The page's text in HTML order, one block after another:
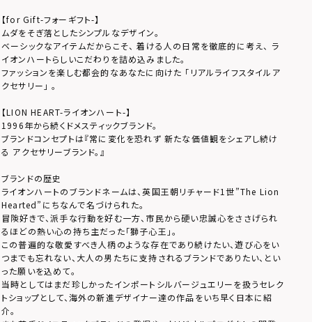
【for Gift-フォーギフト-】
ムダをそぎ落としたシンプルなデザイン。
ベーシックなアイテムだからこそ、 着ける人の日常を徹底的に考え、 ラ
イオンハートらしいこだわりを詰め込みました。
ファッションを楽しむ都会的なあなたに向けた 「リアルライフスタイルア
クセサリー」 。
【LION HEART-ライオンハート-】
1996年から続くドメスティックブランド。
ブランドコンセプトは『常に変化を恐れず 新たな価値観をシェアし続け
る アクセサリーブランド。』
ブランドの歴史
ライオンハートのブランドネームは、英国王朝リチャード1世”The Lion
Hearted”にちなんで名づけられた。
冒険好きで、派手な行動を好む一方、市民から硬い忠誠心をささげられ
るほどの熱い心の持ち主だった「獅子心王」。
この普遍的な敬愛すべき人柄のような存在であり続けたい、遊び心をい
つまでも忘れない、大人の男たちに支持されるブランドでありたい、とい
った願いを込めて。
当時としてはまだ珍しかったインポートシルバージュエリーを扱うセレク
トショップとして、海外の新進デザイナー達の作品をいち早く日本に紹
介。